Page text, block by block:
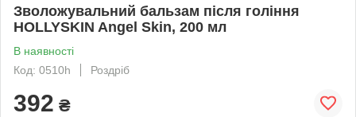
Зволожувальний бальзам після гоління
HOLLYSKIN Angel Skin, 200 мл
В наявності
Код: 0510h
Роздріб
392 ₴